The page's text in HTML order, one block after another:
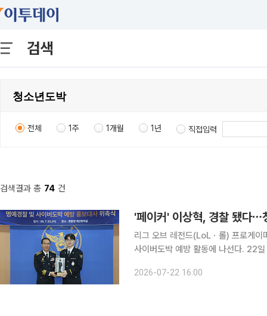
검색
전체 1주 1개월 1년 직접입력
검색결과 총 74 건
'페이커' 이상혁, 경찰 됐다⋯
리그 오브 레전드(LoLㆍ롤) 프로게이
사이버도박 예방 활동에 나선다. 22일 경찰청에 따르면 이상혁은 명예경찰과 사이버도박 예방 홍보
을 고려해 사이버수사 경력경쟁채용
2026-07-22 16:00